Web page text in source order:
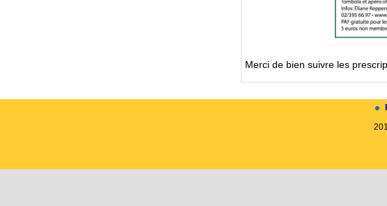
Merci de bien suivre les